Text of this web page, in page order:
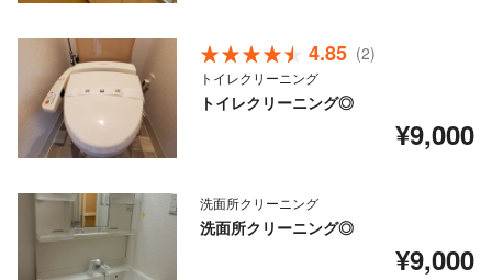
4.85 (2)
トイレクリーニング
トイレクリーニング◎
¥9,000
洗面所クリーニング
洗面所クリーニング◎
¥9,000